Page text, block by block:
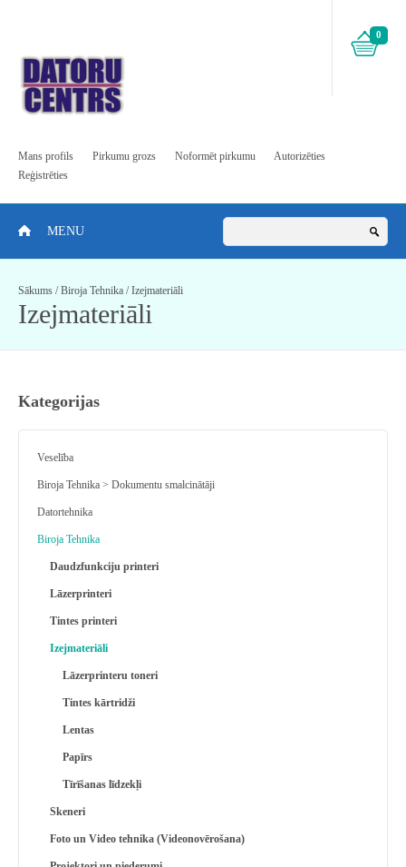
0
Mans profils Pirkumu grozs Noformēt pirkumu
Autorizēties
Reģistrēties
MENU
Sākums /Biroja Tehnika /Izejmateriāli
Izejmateriāli
Kategorijas
Veselība
Biroja Tehnika > Dokumentu smalcinātāji
Datortehnika
Biroja Tehnika
Daudzfunkciju printeri
Lāzerprinteri
Tintes printeri
Izejmateriāli
Lāzerprinteru toneri
Tintes kārtridži
Lentas
Papīrs
Tīrīšanas līdzekļi
Skeneri
Foto un Video tehnika (Videonovērošana)